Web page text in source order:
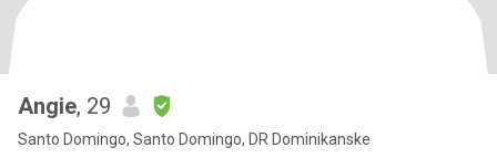
Angie, 29
Santo Domingo, Santo Domingo, DR Dominikanske